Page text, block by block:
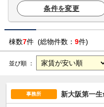
条件を変更
棟数7件 (総物件数： 9件)
並び順 ：
事務所 新大阪第一